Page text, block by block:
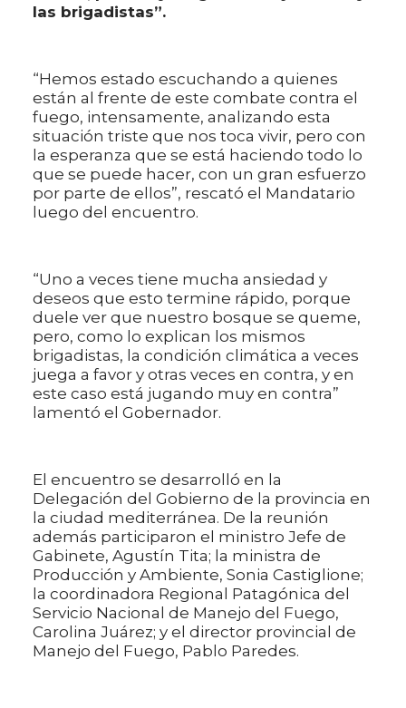
las brigadistas”.
“Hemos estado escuchando a quienes
están al frente de este combate contra el
fuego, intensamente, analizando esta
situación triste que nos toca vivir, pero con
la esperanza que se está haciendo todo lo
que se puede hacer, con un gran esfuerzo
por parte de ellos”, rescató el Mandatario
luego del encuentro.
“Uno a veces tiene mucha ansiedad y
deseos que esto termine rápido, porque
duele ver que nuestro bosque se queme,
pero, como lo explican los mismos
brigadistas, la condición climática a veces
juega a favor y otras veces en contra, y en
este caso está jugando muy en contra”
lamentó el Gobernador.
El encuentro se desarrolló en la
Delegación del Gobierno de la provincia en
la ciudad mediterránea. De la reunión
además participaron el ministro Jefe de
Gabinete, Agustín Tita; la ministra de
Producción y Ambiente, Sonia Castiglione;
la coordinadora Regional Patagónica del
Servicio Nacional de Manejo del Fuego,
Carolina Juárez; y el director provincial de
Manejo del Fuego, Pablo Paredes.